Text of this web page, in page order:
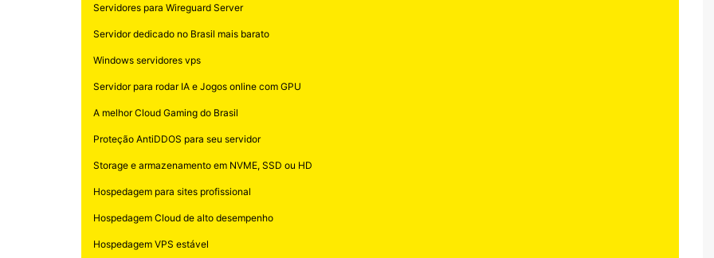
Servidores para Wireguard Server
Servidor dedicado no Brasil mais barato
Windows servidores vps
Servidor para rodar IA e Jogos online com GPU
A melhor Cloud Gaming do Brasil
Proteção AntiDDOS para seu servidor
Storage e armazenamento em NVME, SSD ou HD
Hospedagem para sites profissional
Hospedagem Cloud de alto desempenho
Hospedagem VPS estável